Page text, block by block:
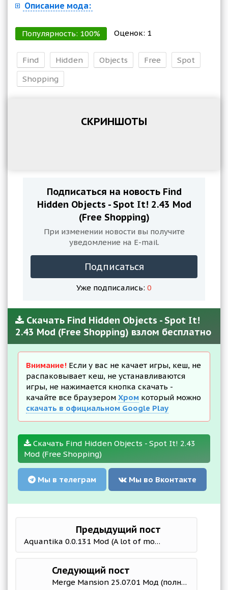
Описание мода:
Популярность: 100% Оценок: 1
Find Hidden Objects Free
Spot
Shopping
СКРИНШОТЫ
Подписаться на новость Find
Hidden Objects - Spot It! 2.43 Mod
(Free Shopping)
При изменении новости вы получите
уведомление на E-mail.
Подписаться
Уже подписались: 0
Скачать Find Hidden Objects - Spot It!
2.43 Mod (Free Shopping) взлом бесплатно
Внимание! Если у вас не качает игры, кеш, не
распаковывает кеш, не устанавливаются
игры, не нажимается кнопка скачать -
качайте все браузером Хром который можно
скачать в официальном Google Play
Скачать Find Hidden Objects - Spot It! 2.43
Mod (Free Shopping)
Мы в телеграм Мы во Вконтакте
Предыдущий пост
Aquantika 0.0.131 Mod (A lot of money)
Следующий пост
Merge Mansion 25.07.01 Мод (полная версия)